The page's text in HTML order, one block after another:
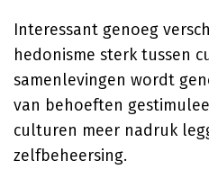
Interessant genoeg
hedonisme sterk tussen
samenlevingen wordt
van behoeften
culturen meer nadruk
zelfbeheersing.